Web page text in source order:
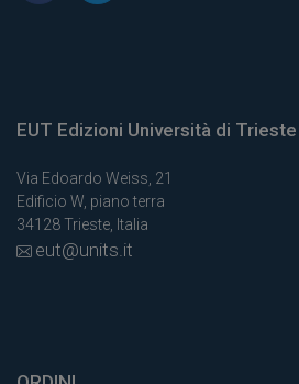
EUT Edizioni Università di Trieste
Via Edoardo Weiss, 21
Edificio W, piano terra
34128 Trieste, Italia
eut@units.it